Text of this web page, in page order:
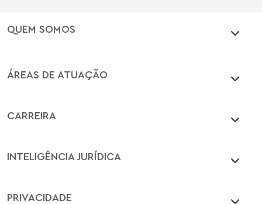
QUEM SOMOS
ÁREAS DE ATUAÇÃO
CARREIRA
INTELIGÊNCIA JURÍDICA
PRIVACIDADE